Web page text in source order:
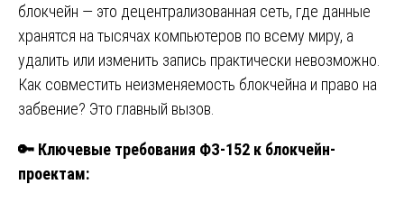
блокчейн — это децентрализованная сеть, где данные
хранятся на тысячах компьютеров по всему миру, а
удалить или изменить запись практически невозможно.
Как совместить неизменяемость блокчейна и право на
забвение? Это главный вызов.
🔑 Ключевые требования ФЗ-152 к блокчейн-
проектам: